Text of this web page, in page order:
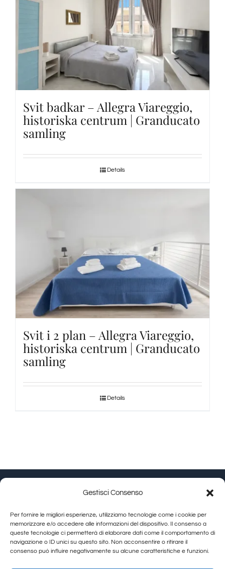
Gestisci Consenso
Per fornire le migliori esperienze, utilizziamo tecnologie come i cookie per
memorizzare e/o accedere alle informazioni del dispositivo. Il consenso a
queste tecnologie ci permetterà di elaborare dati come il comportamento di
navigazione o ID unici su questo sito. Non acconsentire o ritirare il
consenso può influire negativamente su alcune caratteristiche e funzioni.
Svit badkar – Allegra Viareggio,
historiska centrum | Granducato
samling
Details
Svit i 2 plan – Allegra Viareggio,
historiska centrum | Granducato
samling
Details
Granducato Gestioni srl | P.IVA 02215630514 | Via
Calamandrei 145 Arezzo (AR) |Cookie Policy|Privacy
Policy